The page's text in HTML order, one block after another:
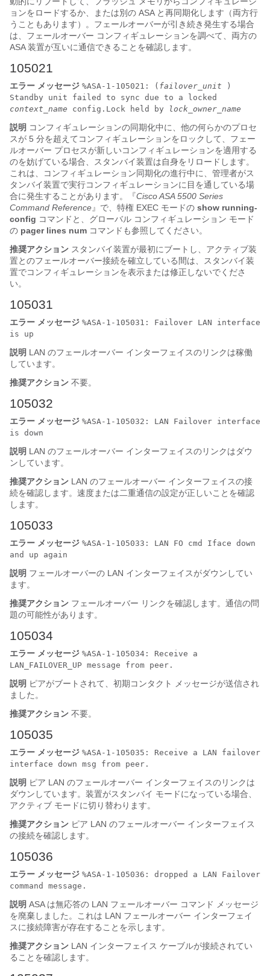
ョンをロードするか、または別の ASAと再同期化します（両方行
うこともあります）。フェールオーバーが引き続き発生する場合
は、フェールオーバー コンフィギュレーションを調べて、両方の
ASA装置が互いに通信できることを確認します。
105021
エラー メッセージ %ASA-1-105021: ( failover_unit )
Standby unit failed to sync due to a locked
context_name config.Lock held by lock_owner_name
説明 コンフィギュレーションの同期化中に、他の何らかのプロセ
スが 5 分を超えてコンフィギュレーションをロックして、フェー
ルオーバー プロセスが新しいコンフィギュレーションを適用する
のを妨げている場合、スタンバイ装置は自身をリロードします。
これは、コンフィギュレーション同期化の進行中に、管理者がス
タンバイ装置で実行コンフィギュレーションに目を通している場
合に発生することがあります。『Cisco ASA 5500 Series
Command Reference』で、特権 EXEC モードの show running-
config コマンドと、グローバル コンフィギュレーション モード
の pager lines num コマンドも参照してください。
推奨アクション スタンバイ装置が最初にブートし、アクティブ装
置とのフェールオーバー接続を確立している間は、スタンバイ装
置でコンフィギュレーションを表示または修正しないでくださ
い。
105031
エラー メッセージ %ASA-1-105031: Failover LAN interface
is up
説明 LAN のフェールオーバー インターフェイスのリンクは稼働
しています。
推奨アクション 不要。
105032
エラー メッセージ %ASA-1-105032: LAN Failover interface
is down
説明 LAN のフェールオーバー インターフェイスのリンクはダウ
ンしています。
推奨アクション LAN のフェールオーバー インターフェイスの接
続を確認します。速度または二重通信の設定が正しいことを確認
します。
105033
エラー メッセージ %ASA-1-105033: LAN FO cmd Iface down
and up again
説明 フェールオーバーの LAN インターフェイスがダウンしてい
ます。
推奨アクション フェールオーバー リンクを確認します。通信の問
題の可能性があります。
105034
エラー メッセージ %ASA-1-105034: Receive a
LAN_FAILOVER_UP message from peer.
説明 ピアがブートされて、初期コンタクト メッセージが送信され
ました。
推奨アクション 不要。
105035
エラー メッセージ %ASA-1-105035: Receive a LAN failover
interface down msg from peer.
説明 ピア LAN のフェールオーバー インターフェイスのリンクは
ダウンしています。装置がスタンバイ モードになっている場合、
アクティブ モードに切り替わります。
推奨アクション ピア LAN のフェールオーバー インターフェイス
の接続を確認します。
105036
エラー メッセージ %ASA-1-105036: dropped a LAN Failover
command message.
説明 ASAは無応答の LAN フェールオーバー コマンド メッセージ
を廃棄しました。これは LAN フェールオーバー インターフェイ
スに接続障害が存在することを示します。
推奨アクション LAN インターフェイス ケーブルが接続されてい
ることを確認します。